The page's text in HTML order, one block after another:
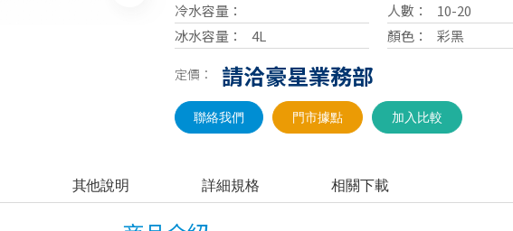
冷水容量：
冰水容量：
4L
人數：
10-20
顏色：
彩黑
定價： 請洽豪星業務部
聯絡我們 門市據點 加入比較
其他說明 詳細規格 相關下載